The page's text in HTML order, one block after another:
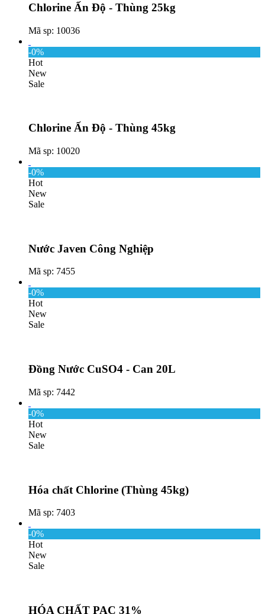
Chlorine Ấn Độ - Thùng 25kg
Mã sp: 10036
-0%
Hot
New
Sale
Chlorine Ấn Độ - Thùng 45kg
Mã sp: 10020
-0%
Hot
New
Sale
Nước Javen Công Nghiệp
Mã sp: 7455
-0%
Hot
New
Sale
Đồng Nước CuSO4 - Can 20L
Mã sp: 7442
-0%
Hot
New
Sale
Hóa chất Chlorine (Thùng 45kg)
Mã sp: 7403
-0%
Hot
New
Sale
HÓA CHẤT PAC 31%